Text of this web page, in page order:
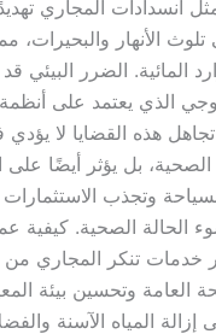
انسدادات المجاري
الأنهار والبحيرات،
المائية. الضرر
الذي يعتمد على
هذه القضايا لا
بل يؤثر أيضًا على
وتجذب
الحالة الصحية. كيفية
خدمات تنكر المجاري من
العامة وتحسين بيئة
إزالة المياه الآسنة